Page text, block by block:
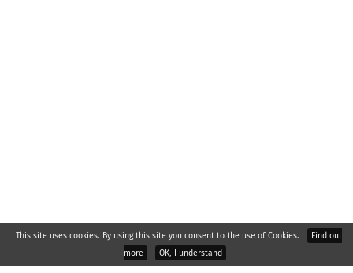
This site uses cookies. By using this site you consent to the use of Cookies.
Find out
more
OK, I understand